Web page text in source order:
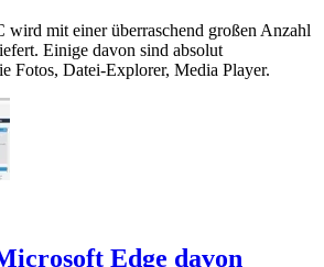
wird mit einer überraschend großen Anzahl
Einige davon sind absolut
Fotos, Datei-Explorer, Media Player.
Edge davon